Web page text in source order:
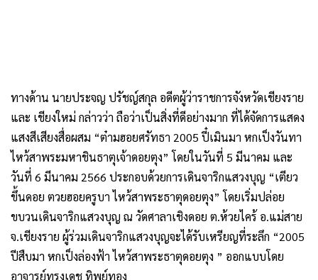
ทางด้าน นายประจญ ปรัชญ์สกุล อดีตผู้ว่าราชการจังหวัดเชียงราย
และ เชียงใหม่ กล่าวว่า ถือว่าเป็นสิ่งที่ดีอย่างมาก ที่ได้จัดการแสดง
แสงสีเสียงสื่อผสม “ต๋ามฮอยศรัทธา 2005 ปี๋เมินมา หกเป็งวันทา
ไหว้สาพระมหาชินธาตุเจ้าดอยตุง” โดยในวันที่ 5 มีนาคม และ
วันที่ 6 มีนาคม 2566 ประกอบด้วยการเดินจาริกแสวงบุญ “เตียว
ขึ้นดอย ตวยฮอยครูบา ไหว้สาพระธาตุดอยตุง” โดยเริ่มปล่อย
ขบวนเดินจาริกแสวงบุญ ณ วัดศาลาเชิงดอย ต.ห้วยไคร้ อ.แม่สาย
จ.เชียงราย ผู้ร่วมเดินจาริกแสวงบุญจะได้รับเหรียญที่ระลึก “2005
ปีสืบมา หกเป็งล่องฟ้า ไหว้สาพระธาตุดอยตุง ” ออกแบบโดย
อาจารย์ทรงเดช ทิพย์ทอง